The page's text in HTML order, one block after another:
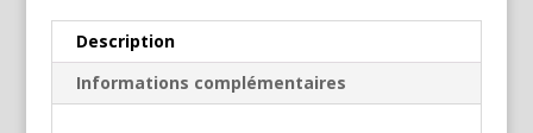
Description
Informations complémentaires